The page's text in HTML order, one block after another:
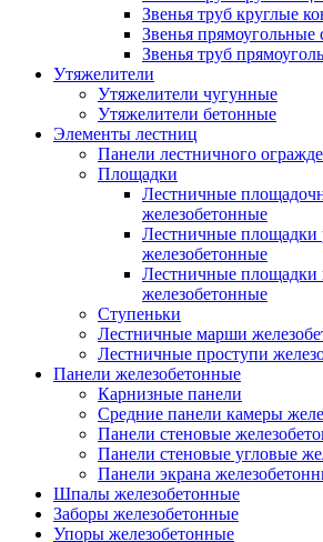
Звенья труб круглые
Звенья прямоугольные
Звенья труб
Утяжелители
Утяжелители чугунные
Утяжелители бетонные
Элементы лестниц
Панели лестничного
Площадки
Лестничные
железобетонные
Лестничные площадки
железобетонные
Лестничные площадки
железобетонные
Ступеньки
Лестничные марши
Лестничные проступи
Панели железобетонные
Карнизные панели
Средние панели камеры
Панели стеновые
Панели стеновые угловые
Панели экрана
Шпалы железобетонные
Заборы железобетонные
Упоры железобетонные